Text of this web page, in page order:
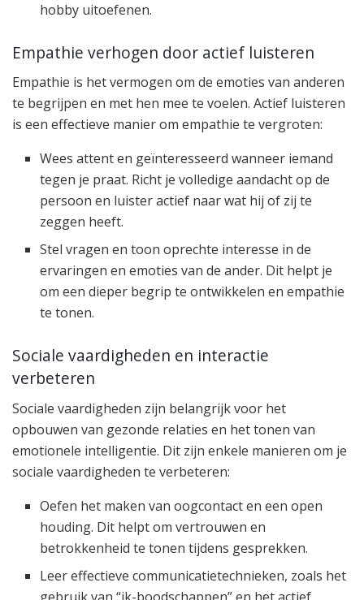
hobby uitoefenen.
Empathie verhogen door actief luisteren
Empathie is het vermogen om de emoties van anderen
te begrijpen en met hen mee te voelen. Actief luisteren
is een effectieve manier om empathie te vergroten:
Wees attent en geïnteresseerd wanneer iemand
tegen je praat. Richt je volledige aandacht op de
persoon en luister actief naar wat hij of zij te
zeggen heeft.
Stel vragen en toon oprechte interesse in de
ervaringen en emoties van de ander. Dit helpt je
om een dieper begrip te ontwikkelen en empathie
te tonen.
Sociale vaardigheden en interactie
verbeteren
Sociale vaardigheden zijn belangrijk voor het
opbouwen van gezonde relaties en het tonen van
emotionele intelligentie. Dit zijn enkele manieren om je
sociale vaardigheden te verbeteren:
Oefen het maken van oogcontact en een open
houding. Dit helpt om vertrouwen en
betrokkenheid te tonen tijdens gesprekken.
Leer effectieve communicatietechnieken, zoals het
gebruik van “ik-boodschappen” en het actief